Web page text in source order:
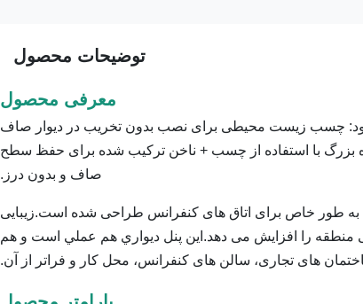
توضیحات محصول
معرفی محصول
چسب زیست محیطی برای نصب بدون تخریب در دیوار صاف
بزرگ با استفاده از چسب + ناخن ترکیب شده برای حفظ سطح
صاف و بدون درز.
طور خاص برای اتاق های کنفرانس طراحی شده است.زیبایی
را افزایش می دهد.اين پنل ديواري هم عملي است و هم
های تجاری، سالن های کنفرانس، محل کار و فراتر از آن.